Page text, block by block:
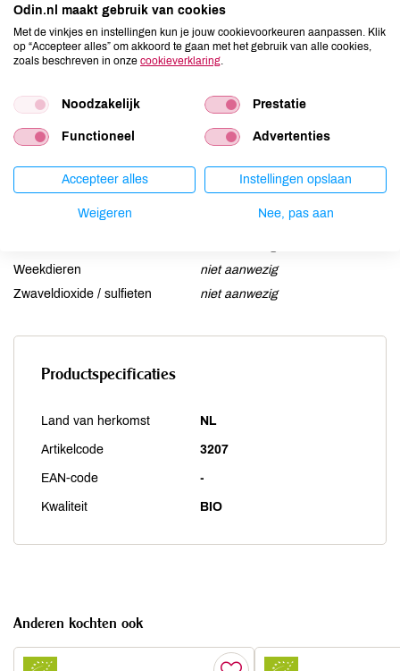
Ei
niet aanwezig
Gluten
niet aanwezig
Lactose
niet aanwezig
Mosterd
niet aanwezig
Noten
niet aanwezig
Selderij
niet aanwezig
Sesam
niet aanwezig
niet aanwezig
Weekdieren
niet aanwezig
Zwaveldioxide / sulfieten
niet aanwezig
Productspecificaties
Land van herkomst NL
Artikelcode 3207
EAN-code -
Kwaliteit BIO
Anderen kochten ook
Odin.nl maakt gebruik van cookies
Met de vinkjes en instellingen kun je jouw cookievoorkeuren aanpassen. Klik
op “Accepteer alles” om akkoord te gaan met het gebruik van alle cookies,
zoals beschreven in onze cookieverklaring
Noodzakelijk Prestatie
Functioneel Advertenties
Accepteer alles Instellingen opslaan
Weigeren Nee, pas aan